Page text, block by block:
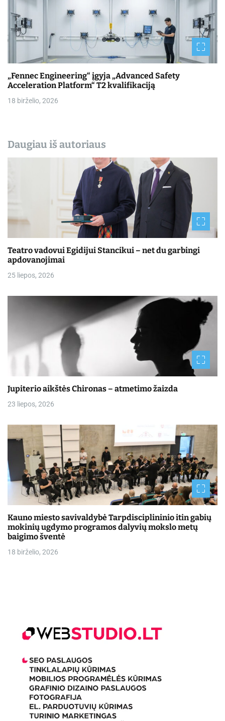
„Fennec Engineering“ įgyja „Advanced Safety
Acceleration Platform“ T2 kvalifikaciją
18 birželio, 2026
Daugiau iš autoriaus
Teatro vadovui Egidijui Stancikui – net du garbingi
apdovanojimai
25 liepos, 2026
Jupiterio aikštės Chironas – atmetimo žaizda
23 liepos, 2026
Kauno miesto savivaldybė Tarpdisciplininio itin gabių
mokinių ugdymo programos dalyvių mokslo metų
baigimo šventė
18 birželio, 2026